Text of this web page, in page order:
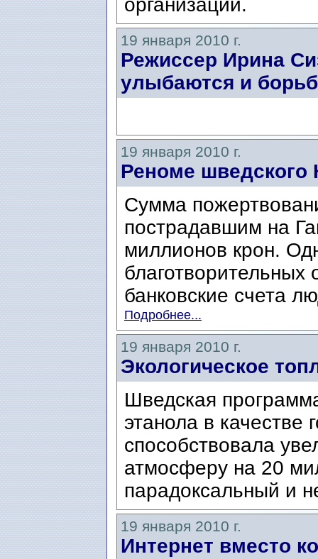
организаций.
19 января 2010 г.
Режиссер Ирина
улыбаются и
19 января 2010 г.
Реноме шведского
Сумма
пострадавшим на
миллионов крон.
благотворительных
банковские счета
Подробнее...
19 января 2010 г.
Экологическое
Шведская
этанола в качестве
способствовала
атмосферу на 20
парадоксальный и
19 января 2010 г.
Интернет вместо